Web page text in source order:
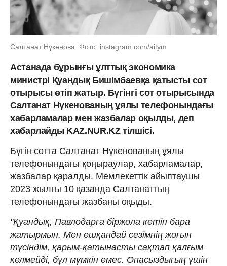
Салтанат Нүкенова. Фото: instagram.com/aitym
Астанада бұрынғы ұлттық экономика
министрі Қуандық Бишімбаевқа қатысты сот
отырысы өтіп жатыр. Бүгінгі сот отырысында
Салтанат Нүкенованың ұялы телефонындағы
хабарламалар мен жазбалар оқылды, деп
хабарлайды KAZ.NUR.KZ тілшісі.
Бүгін сотта Салтанат Нүкенованың ұялы
телефонындағы қоңыраулар, хабарламалар,
жазбалар қаралды. Мемлекеттік айыптаушы
2023 жылғы 10 қазанда Салтанаттың
телефонындағы жазбаны оқыды.
"Қуандық, Павлодарға біржола кетіп бара
жатырмын. Мен ешқандай сезімнің жоғын
түсіндім, қарым-қатынасты сақтап қалғым
келмейді, бұл мүмкін емес. Опасыздығың үшін